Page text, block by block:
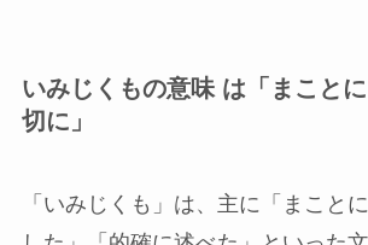
いみじくもの意味 は「まこと
切に」
「いみじくも」は、主に「まこと